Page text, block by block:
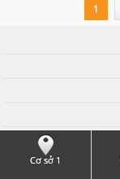
1
Cơ sở 1